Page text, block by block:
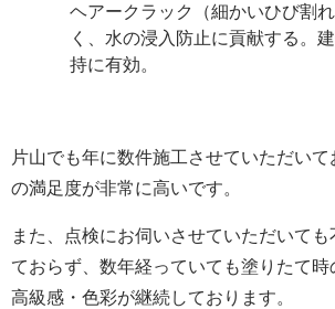
ヘアークラック（細かいひび割
く、水の浸入防止に貢献する。
持に有効。
片山でも年に数件施工させていただい
の満足度が非常に高いです。
また、点検にお伺いさせていただいても
ておらず、数年経っていても塗りたて時
高級感・色彩が継続しております。